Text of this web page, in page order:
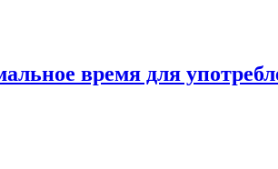
время для